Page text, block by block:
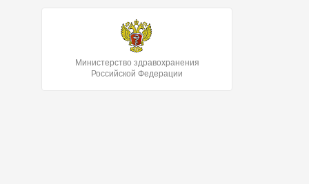
Министерство здравохранения
Российской Федерации